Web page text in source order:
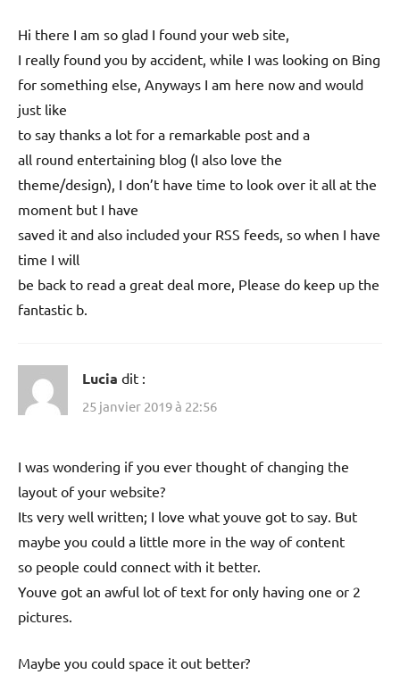
Hi there I am so glad I found your web site,
I really found you by accident, while I was looking on Bing
for something else, Anyways I am here now and would
just like
to say thanks a lot for a remarkable post and a
all round entertaining blog (I also love the
theme/design), I don’t have time to look over it all at the
moment but I have
saved it and also included your RSS feeds, so when I have
time I will
be back to read a great deal more, Please do keep up the
fantastic b.
Lucia dit :
25 janvier 2019 à 22:56
I was wondering if you ever thought of changing the
layout of your website?
Its very well written; I love what youve got to say. But
maybe you could a little more in the way of content
so people could connect with it better.
Youve got an awful lot of text for only having one or 2
pictures.
Maybe you could space it out better?